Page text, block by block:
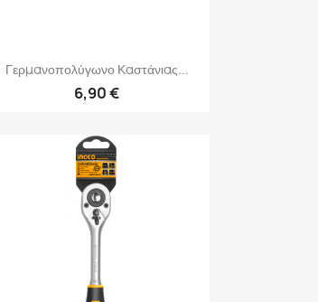
Γρήγορη προβολή
Γερμανοπολύγωνο Καστάνιας...
6,90 €